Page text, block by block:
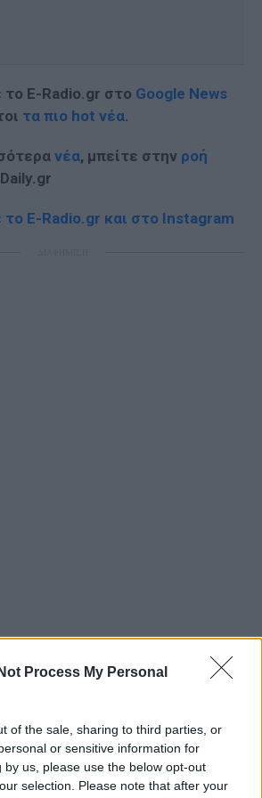
Process My Personal
of the sale, sharing to third parties, or
or sensitive information for
by us, please use the below opt-out
selection. Please note that after your
E-Radio.gr στο Google News
τα πιο hot νέα.
νέα, μπείτε στην ροή
E-Radio.gr και στο Instagram
Γιατί δεν έσωσα το κουτάβι: Ο
ερευνητής που κατέγραφε τη